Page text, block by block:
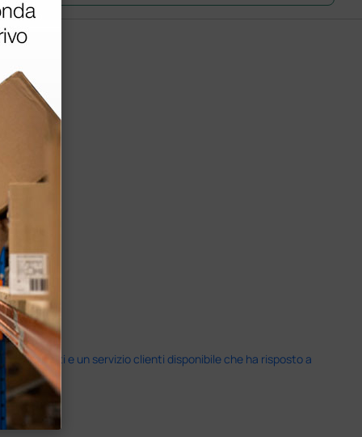
previsti e un servizio clienti disponibile che ha risposto a